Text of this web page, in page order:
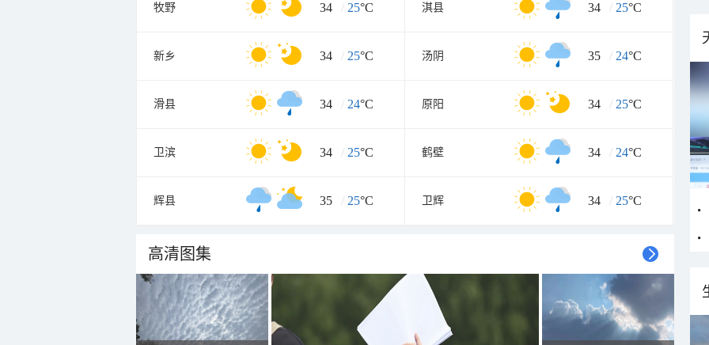
牧野 34 / 25°C 淇县 34 / 25°C
新乡 34 / 25°C 汤阴 35 / 24°C
滑县 34 / 24°C 原阳 34 / 25°C
卫滨 34 / 25°C 鹤壁 34 / 24°C
辉县 35 / 25°C 卫辉 34 / 25°C
高清图集